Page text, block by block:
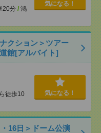
20分 / 鴻
気になる！
クション＞ツアー
館[アルバイト]
徒歩10
気になる！
16日＞ドーム公演